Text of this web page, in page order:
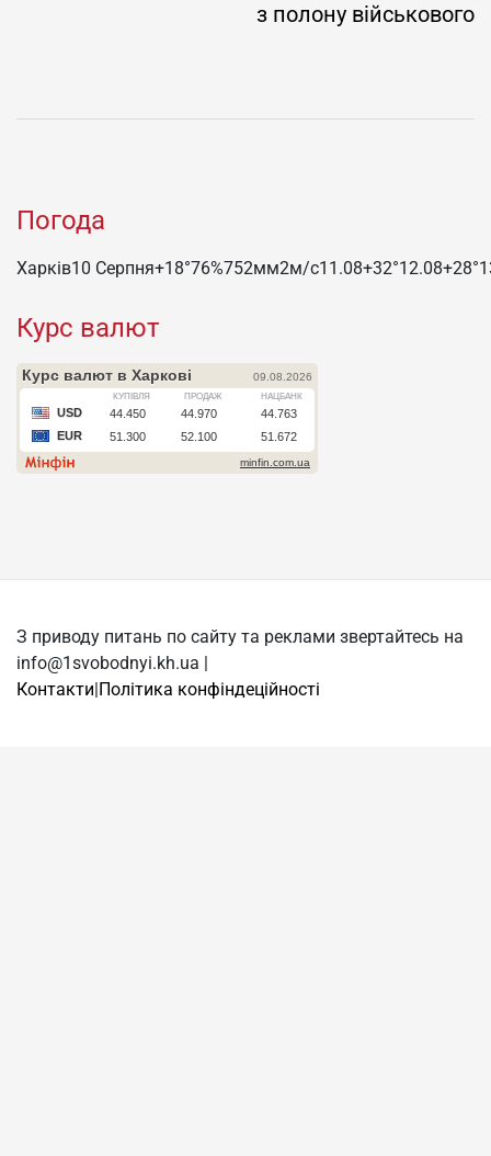
з полону військового
Погода
Харків10 Серпня+18°76%752мм2м/c11.08+32°12.08+28°
Курс валют
З приводу питань по сайту та реклами звертайтесь на
info@1svobodnyi.kh.ua |
Контакти Політика конфіндеційності